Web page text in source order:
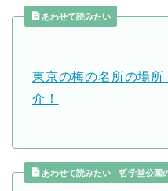
あわせて読みたい
東京の梅の名所の場
介！
あわせて読みたい 哲学堂公園